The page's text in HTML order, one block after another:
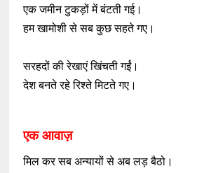
एक जमीन टुकड़ों में बंटती गई।
हम खामोशी से सब कुछ सहते गए।
सरहदों की रेखाएं खिंचती गईं।
देश बनते रहे रिश्ते मिटते गए।
एक आवाज़
मिल कर सब अन्यायों से अब लड़ बैठो।